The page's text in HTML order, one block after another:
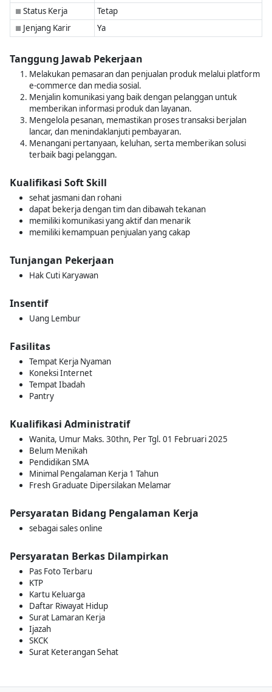
■ Status Kerja Tetap
■ Jenjang Karir Ya
Tanggung Jawab Pekerjaan
Melakukan pemasaran dan penjualan produk melalui platform
e-commerce dan media sosial.
Menjalin komunikasi yang baik dengan pelanggan untuk
memberikan informasi produk dan layanan.
Mengelola pesanan, memastikan proses transaksi berjalan
lancar, dan menindaklanjuti pembayaran.
Menangani pertanyaan, keluhan, serta memberikan solusi
terbaik bagi pelanggan.
Kualifikasi Soft Skill
sehat jasmani dan rohani
dapat bekerja dengan tim dan dibawah tekanan
memiliki komunikasi yang aktif dan menarik
memiliki kemampuan penjualan yang cakap
Tunjangan Pekerjaan
Hak Cuti Karyawan
Insentif
Uang Lembur
Fasilitas
Tempat Kerja Nyaman
Koneksi Internet
Tempat Ibadah
Pantry
Kualifikasi Administratif
Wanita, Umur Maks. 30thn, Per Tgl. 01 Februari 2025
Belum Menikah
Pendidikan SMA
Minimal Pengalaman Kerja 1 Tahun
Fresh Graduate Dipersilakan Melamar
Persyaratan Bidang Pengalaman Kerja
sebagai sales online
Persyaratan Berkas Dilampirkan
Pas Foto Terbaru
KTP
Kartu Keluarga
Daftar Riwayat Hidup
Surat Lamaran Kerja
Ijazah
SKCK
Surat Keterangan Sehat